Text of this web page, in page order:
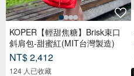
KOPER【輕甜焦糖】Brisk束口
斜肩包-甜蜜紅(MIT台灣製造)
NT$ 2,412
124 人已收藏